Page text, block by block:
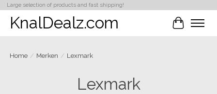
Large selection of products and fast shipping!
KnalDealz.com
Home / Merken / Lexmark
Lexmark